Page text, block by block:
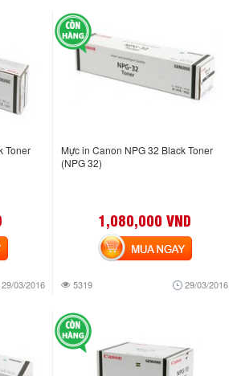
Toner
29/03/2016
Mực in Canon NPG 32 Black Toner
(NPG 32)
1,080,000 VND
5319 29/03/2016
MUA NGAY